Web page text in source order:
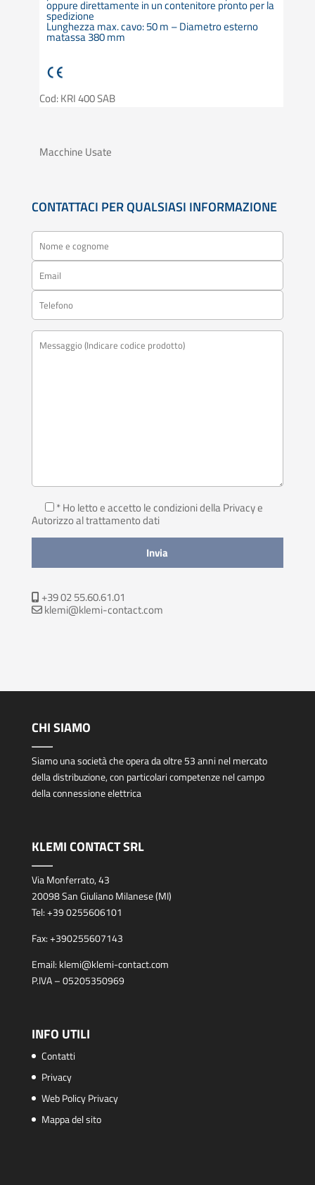
oppure direttamente in un contenitore pronto per la
spedizione
Lunghezza max. cavo: 50 m – Diametro esterno
matassa 380 mm
Cod: KRI 400 SAB
Macchine Usate
CONTATTACI PER QUALSIASI INFORMAZIONE
* Ho letto e accetto le condizioni della Privacye
Autorizzo al trattamento dati
+39 02 55.60.61.01
klemi@klemi-contact.com
CHI SIAMO
Siamo una società che opera da oltre 53 anni nel mercato
della distribuzione, con particolari competenze nel campo
della connessione elettrica
KLEMI CONTACT SRL
Via Monferrato, 43
20098 San Giuliano Milanese (MI)
Tel:+39 0255606101
Fax:+390255607143
Email: klemi@klemi-contact.com
P.IVA – 05205350969
INFO UTILI
Contatti
Privacy
Web Policy Privacy
Mappa del sito